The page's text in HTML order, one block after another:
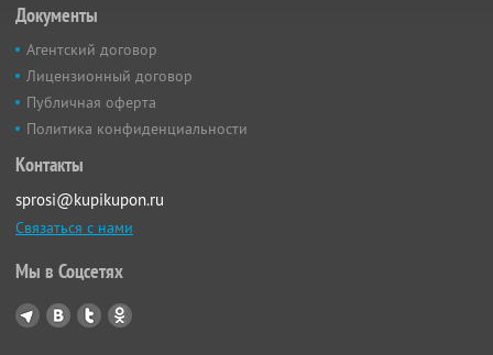
Документы
Агентский договор
Лицензионный договор
Публичная оферта
Политика конфиденциальности
Контакты
sprosi@kupikupon.ru
Связаться с нами
Мы в Соцсетях